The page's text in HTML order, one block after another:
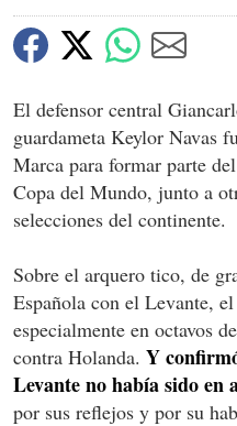
El defensor central
guardameta Keylor Navas
Marca para formar parte
Copa del Mundo, junto a
selecciones del continente.
Sobre el arquero tico, de
Española con el Levante,
especialmente en octavos
contra Holanda. Y
Levante no había sido en
por sus reflejos y por su